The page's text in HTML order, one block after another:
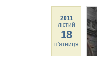
2011
лютий
18
п'ятниця